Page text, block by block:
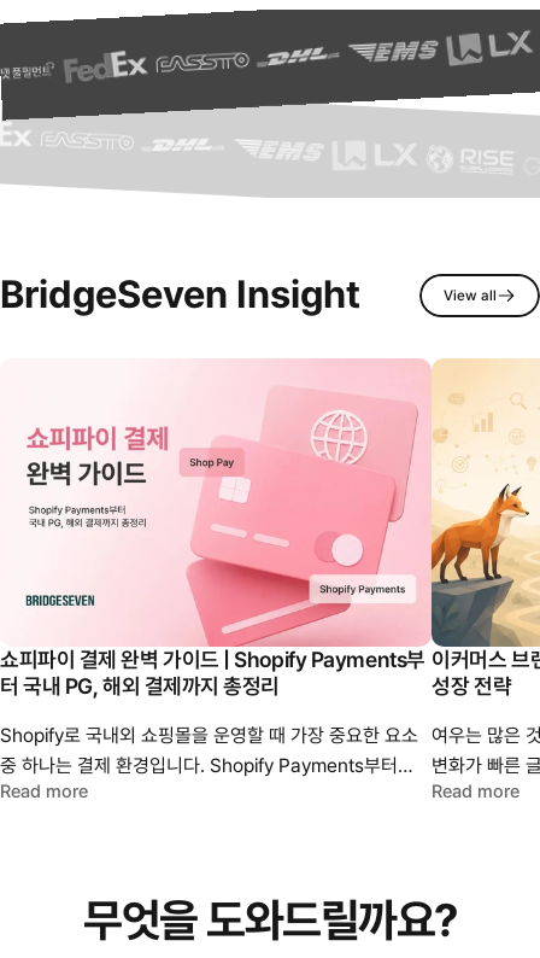
BridgeSeven Insight View all
쇼피파이 결제 완벽 가이드 | Shopify Payments부
터 국내 PG, 해외 결제까지 총정리
Shopify로 국내외 쇼핑몰을 운영할 때 가장 중요한 요소
중 하나는 결제 환경입니다. Shopify Payments부터
국내 PG 연동, 해외 신용카드 결제, 글로벌 간편결제,
Read more
이커머스 브
성장 전략
여우는 많은
변화가 빠른
핵심 가치에
Read more
무엇을도와드릴까요?